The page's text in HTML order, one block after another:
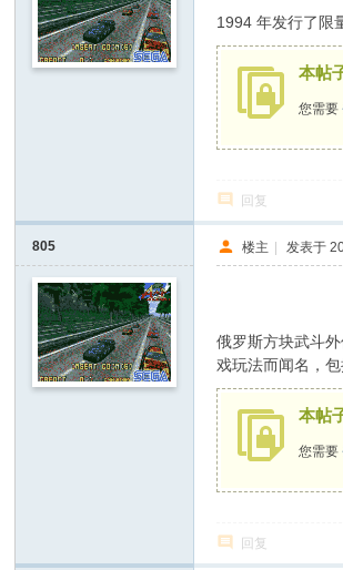
1994 年发行了限
本帖
您需要
回复
805 楼主 | 发表于
俄罗斯方块武斗
戏玩法而闻名，包
本帖
您需要
回复